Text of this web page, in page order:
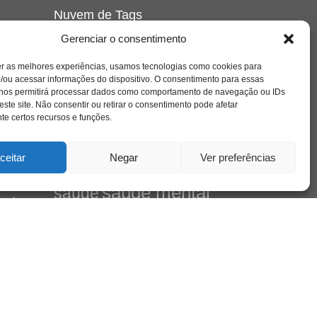
Gerenciar o consentimento
as melhores experiências, usamos tecnologias como cookies para
ou acessar informações do dispositivo. O consentimento para essas
permitirá processar dados como comportamento de navegação ou IDs
site. Não consentir ou retirar o consentimento pode afetar
certos recursos e funções.
Negar Ver preferências
e
Nuvem de Tags
amor ansiedade arte caos CAPS
cinema comportamento corpo
crianca cuidado cultura depressao
educação entrevista escola família filme
infância jung liberdade
livro
pandemia
psicologia
saúdesaúde mental